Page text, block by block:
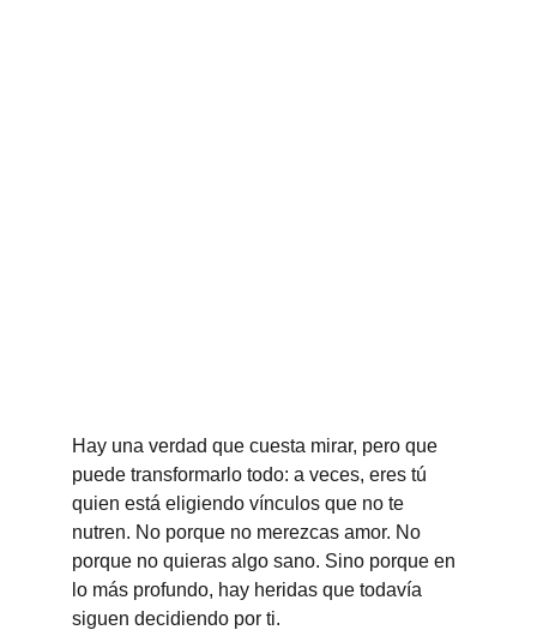
Hay una verdad que cuesta mirar, pero que
puede transformarlo todo: a veces, eres tú
quien está eligiendo vínculos que no te
nutren. No porque no merezcas amor. No
porque no quieras algo sano. Sino porque en
lo más profundo, hay heridas que todavía
siguen decidiendo por ti.